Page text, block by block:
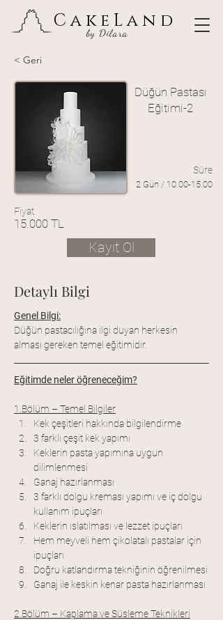
CakeLand
by Dilara
< Geri
Düğün Pastası
Eğitimi-2
Süre
2 Gün / 10.00-15.00
Fiyat
15.000 TL
Kayıt Ol
Detaylı Bilgi
Genel Bilgi:
Düğün pastacılığına ilgi duyan herkesin
alması gereken temel eğitimidir.
Eğitimde neler öğreneceğim?
1.Bölüm – Temel Bilgiler
Kek çeşitleri hakkında bilgilendirme
3 farklı çeşit kek yapımı
Keklerin pasta yapımına uygun
dilimlenmesi
Ganaj hazırlanması
3 farklı dolgu kreması yapımı ve iç dolgu
kullanım ipuçları
Keklerin ıslatılması ve lezzet ipuçları
Hem meyveli hem çikolatalı pastalar için
ipuçları
Doğru katlandırma tekniğinin öğrenilmesi
Ganaj ile keskin kenar pasta hazırlanması
2.Bölüm – Kaplama ve Süsleme Teknikleri